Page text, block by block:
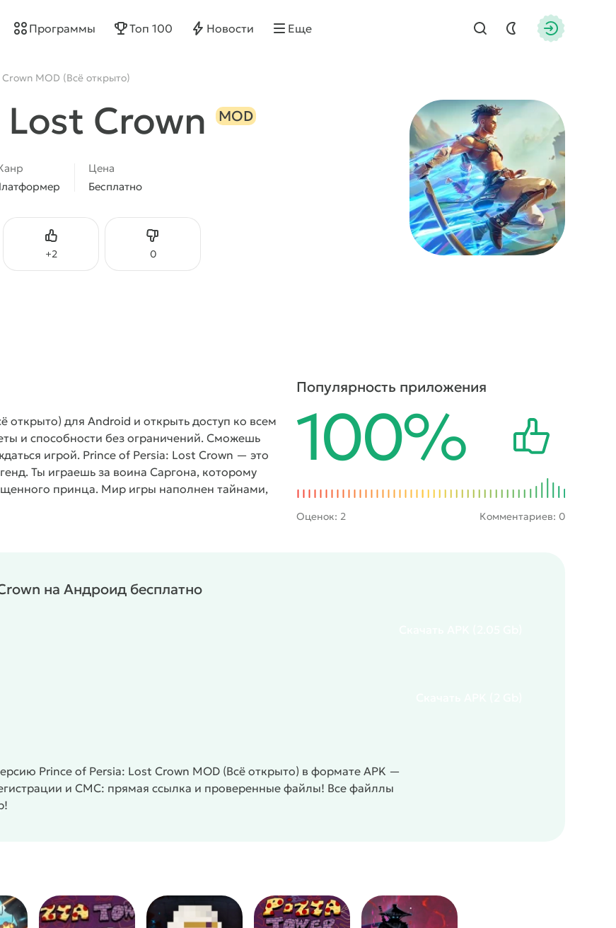
Найти
Программы Топ 100 Новости Еще
MOD (Всё открыто)
Crown MOD
Цена
Бесплатно
+2
Нравится 0Не нравится
открыто) для Android и открыть доступ ко всем
и способности без ограничений. Сможешь
игрой. Prince of Persia: Lost Crown — это
Ты играешь за воина Саргона, которому
принца. Мир игры наполнен тайнами,
У тебя открыты уровни, ресурсы и предметы.
Популярность приложения
100%
Оценок: 2 Комментариев: 0
на Андроид бесплатно
Prince of Persia: Lost Crown MOD (Всё открыто) в формате APK —
и СМС: прямая ссылка и проверенные файлы! Все файллы